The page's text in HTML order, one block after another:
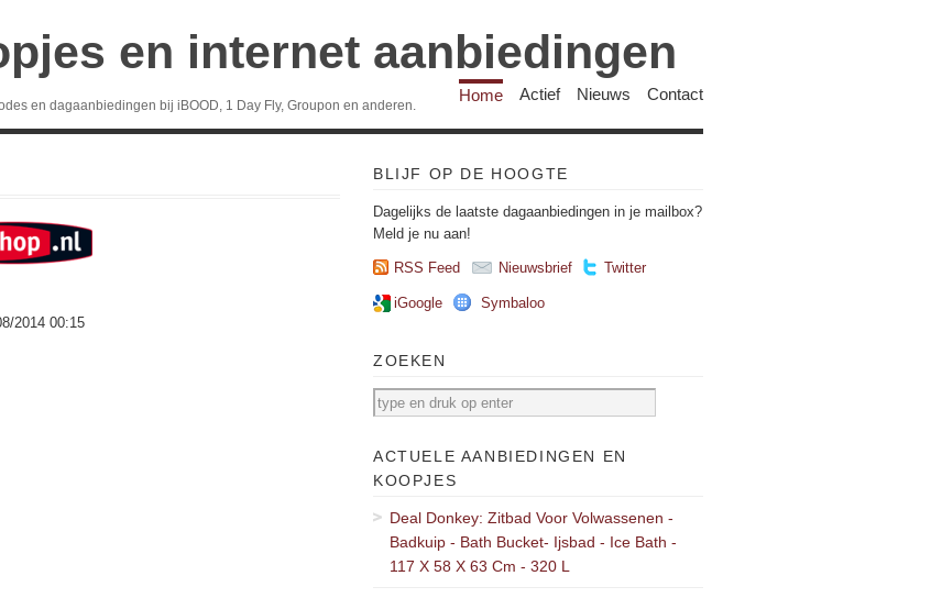
en internet aanbiedingen
en dagaanbiedingen bij iBOOD, 1 Day Fly, Groupon en anderen.
Home Actief Nieuws Contact
2014 00:15
BLIJF OP DE HOOGTE
Dagelijks de laatste dagaanbiedingen in je mailbox?
Meld je nu aan!
RSS Feed Nieuwsbrief Twitter
iGoogle Symbaloo
ZOEKEN
ACTUELE AANBIEDINGEN EN
KOOPJES
Deal Donkey: Zitbad Voor Volwassenen -
Badkuip - Bath Bucket- Ijsbad - Ice Bath -
117 X 58 X 63 Cm - 320 L